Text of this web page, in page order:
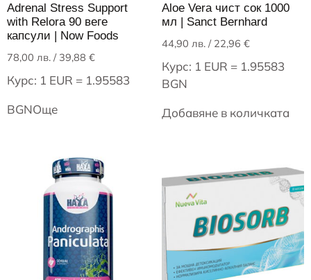
Adrenal Stress Support
with Relora 90 веге
капсули | Now Foods
78,00 лв. / 39,88 €
Курс: 1 EUR = 1.95583
BGNОще
Aloe Vera чист сок 1000
мл | Sanct Bernhard
44,90 лв./ 22,96 €
Курс: 1 EUR = 1.95583
BGN
Добавяне в количката